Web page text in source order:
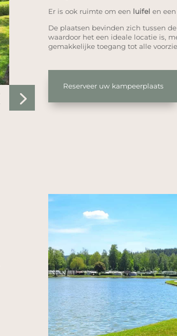
Er is ook ruimte om een luifel en
De plaatsen bevinden zich tussen de
waardoor het een ideale locatie is,
gemakkelijke toegang tot alle
Reserveer uw kampeerplaats